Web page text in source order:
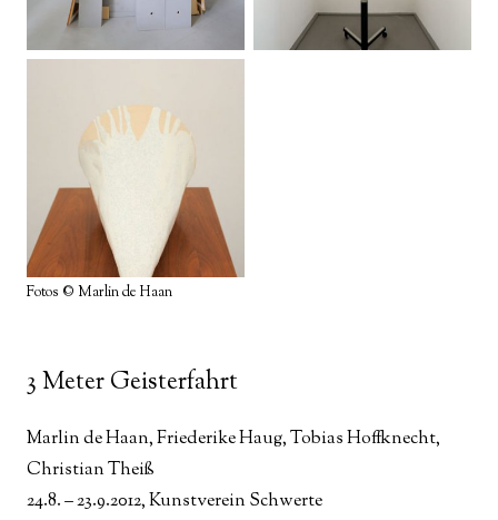
Fotos © Marlin de Haan
3 Meter Geisterfahrt
Marlin de Haan, Friederike Haug, Tobias Hoffknecht,
Christian Theiß
24.8. – 23.9.2012, Kunstverein Schwerte